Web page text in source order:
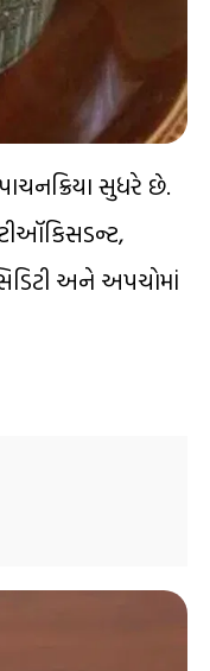
સુધરે છે.
અને અપચોમાં